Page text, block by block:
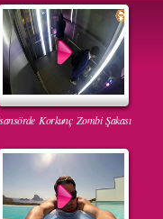
Korkunç Zombi Şakası